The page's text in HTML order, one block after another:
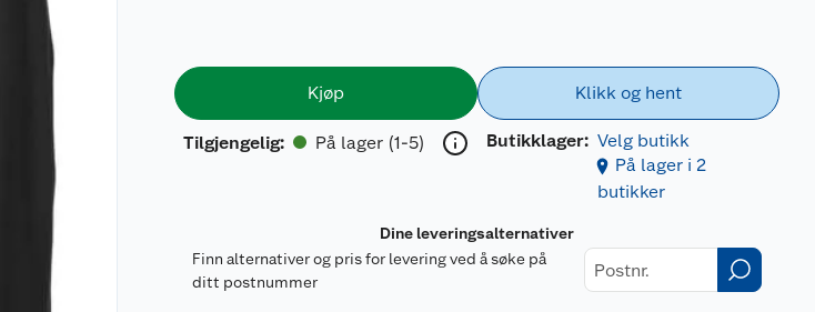
Kjøp
Tilgjengelig: På lager (1-5)
Klikk og hent
Butikklager: Velg butikk
På lager i 2
butikker
Dine leveringsalternativer
Finn alternativer og pris for levering ved å søke på
ditt postnummer